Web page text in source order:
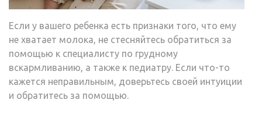
Если у вашего ребенка есть признаки того, что ему
не хватает молока, не стесняйтесь обратиться за
помощью к специалисту по грудному
вскармливанию, а также к педиатру. Если что-то
кажется неправильным, доверьтесь своей интуиции
и обратитесь за помощью.